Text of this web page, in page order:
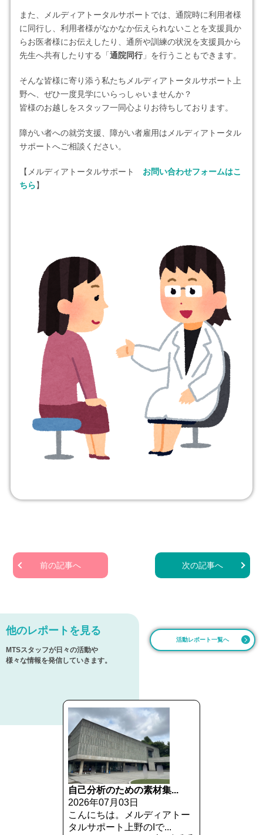
また、メルディアトータルサポートでは、通院時に利用者様
に同行し、利用者様がなかなか伝えられないことを支援員か
らお医者様にお伝えしたり、通所や訓練の状況を支援員から
先生へ共有したりする「 通院同行」を行うこともできます。
そんな皆様に寄り添う私たちメルディアトータルサポート上
野へ、ぜひ一度見学にいらっしゃいませんか？
皆様のお越しをスタッフ一同心よりお待ちしております。
障がい者への就労支援、障がい者雇用はメルディアトータル
サポートへご相談ください。
【メルディアトータルサポート お問い合わせフォームはこ
ちら】
前の記事へ 次の記事へ
他のレポートを見る
MTSスタッフが日々の活動や
様々な情報を発信していきます。
活動レポート一覧へ
自己分析のための素材集...
2026年07月03日
こんにちは。メルディアトー
タルサポート上野のIで...